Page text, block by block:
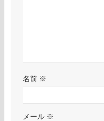
名前 ※
メール ※